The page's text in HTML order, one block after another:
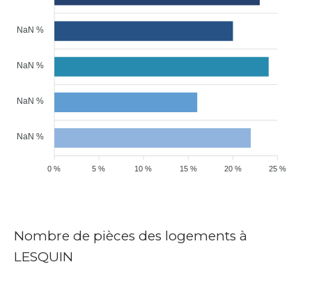
NaN %
NaN %
NaN %
NaN %
25 %
20 %
15 %
10 %
5 %
0 %
Nombre de pièces des logements à
LESQUIN